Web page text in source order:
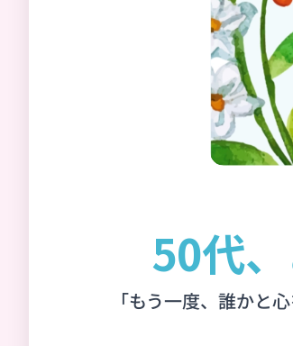
50代
「もう一度、誰かと